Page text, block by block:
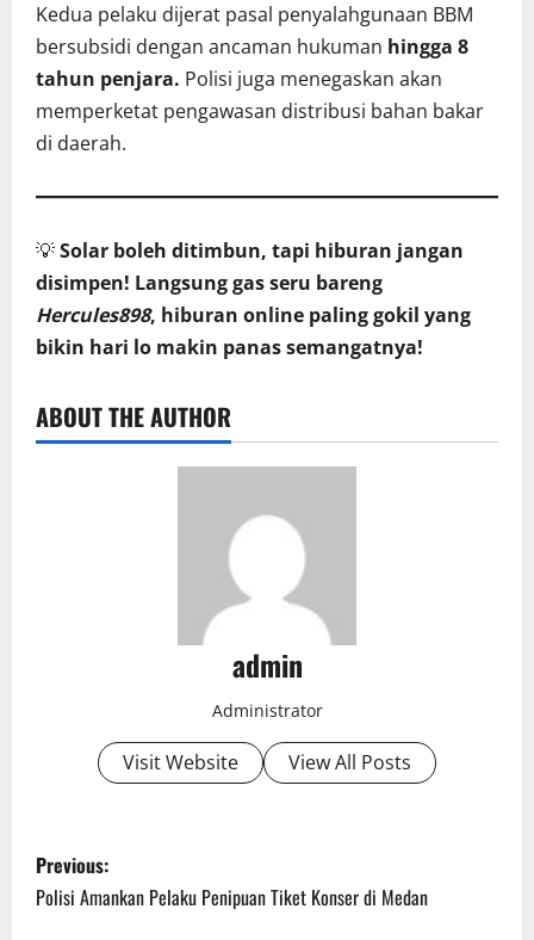
Kedua pelaku dijerat pasal penyalahgunaan BBM
bersubsidi dengan ancaman hukuman hingga 8
tahun penjara. Polisi juga menegaskan akan
memperketat pengawasan distribusi bahan bakar
di daerah.
💡Solar boleh ditimbun, tapi hiburan jangan
disimpen! Langsung gas seru bareng
Hercules898, hiburan online paling gokil yang
bikin hari lo makin panas semangatnya!
ABOUT THE AUTHOR
admin
Administrator
Visit Website View All Posts
P
o
Previous:
Polisi Amankan Pelaku Penipuan Tiket Konser di Medan